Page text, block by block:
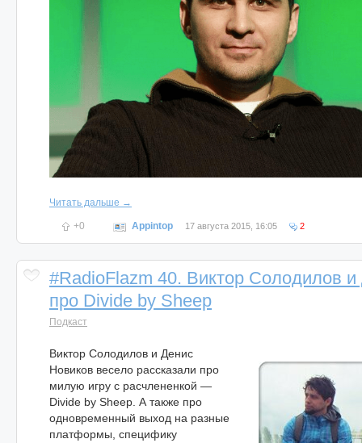
Читать дальше →
+0 Appintop 17 августа 2015, 16:05 2
#RadioFlazm 40. Виктор Солодилов
про Divide by Sheep
Подкаст
Виктор Солодилов и Денис
Новиков весело рассказали про
милую игру с расчлененкой —
Divide by Sheep. А также про
одновременный выход на разные
платформы, специфику